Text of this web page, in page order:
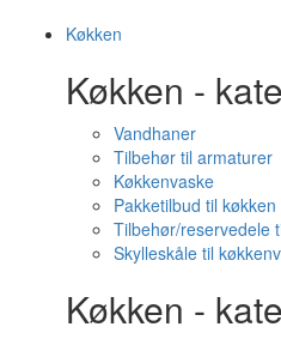
Køkken
Køkken -
Vandhaner
Tilbehør til armaturer
Køkkenvaske
Pakketilbud til køkken
Tilbehør/reservedele
Skylleskåle til
Køkken -